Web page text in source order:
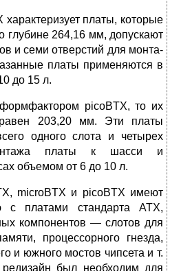
платы, которые
глу­бине 264,16 мм, допускают
и семи отверстий для монта­
платы применяются в
до 15 л.
picoBTX, то их
203,20 мм. Эти платы
одного слота и четырех
платы к шасси и
объемом от 6 до 10 л.
microBTX и picoBTX имеют
с пла­тами стандарта АТХ,
компонентов — слотов для
процессорного гнезда,
и южного мостов чипсета и т.
был необходим для